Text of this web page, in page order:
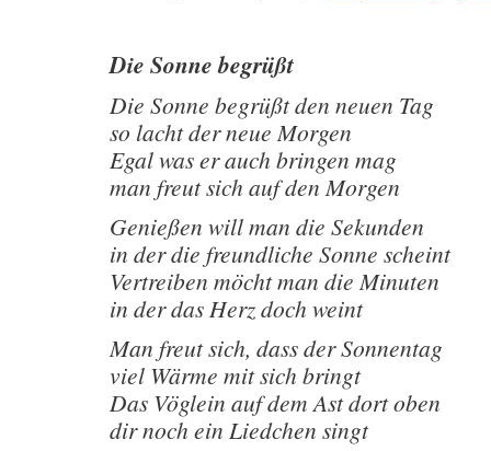
Die Sonne begrüßt
Die Sonne begrüßt den neuen Tag
so lacht der neue Morgen
Egal was er auch bringen mag
man freut sich auf den Morgen
Genießen will man die Sekunden
in der die freundliche Sonne scheint
Vertreiben möcht man die Minuten
in der das Herz doch weint
Man freut sich, dass der Sonnentag
viel Wärme mit sich bringt
Das Vöglein auf dem Ast dort oben
dir noch ein Liedchen singt